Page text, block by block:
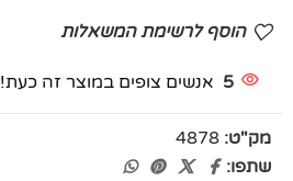
הוסף לרשימת המשאלות
5 אנשים צופים במוצר זה כעת!
מק"ט: 4878
שתפו: